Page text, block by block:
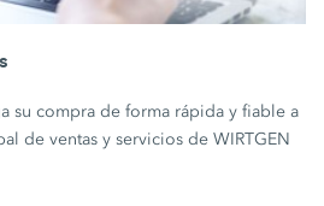
su compra de forma rápida y fiable a
de ventas y servicios de WIRTGEN